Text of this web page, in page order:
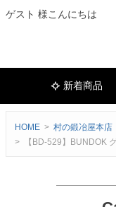
ゲスト 様こんにちは
新着商品
HOME 村の鍛冶屋本店
【BD-529】BUNDOK